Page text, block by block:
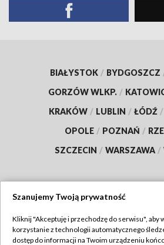
BIAŁYSTOK / BYDGOSZCZ
GORZÓW WLKP. /
KRAKÓW / LUBLIN / ŁÓDŹ /
OPOLE / POZNAŃ /
SZCZECIN / WARSZAWA /
TVP
Szanujemy Twoją prywatność
Kliknij "Akceptuję i przechodzę do serwisu", aby
korzystanie z technologii automatycznego
dostęp do informacji na Twoim urządzeniu